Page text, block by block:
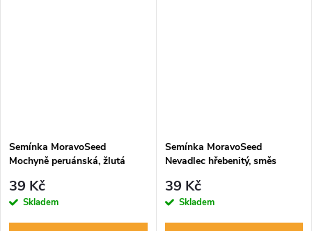
Semínka MoravoSeed
Mochyně peruánská, žlutá
39 Kč
Skladem
Semínka MoravoSeed
Nevadlec hřebenitý, směs
39 Kč
Skladem